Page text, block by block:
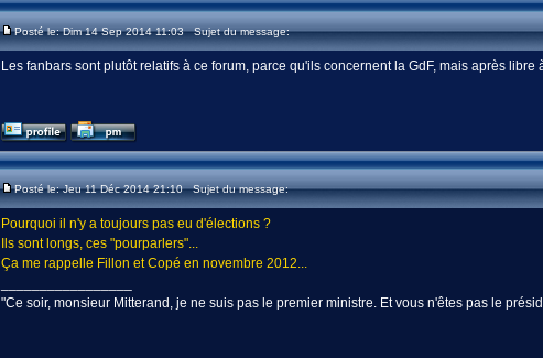
Posté le: Dim 14 Sep 2014 11:03 Sujet du message:
Les fanbars sont plutôt relatifs à ce forum, parce qu'ils concernent la GdF, mais après libre
Posté le: Jeu 11 Déc 2014 21:10 Sujet du message:
Pourquoi il n'y a toujours pas eu d'élections ?
Ils sont longs, ces "pourparlers"...
Ça me rappelle Fillon et Copé en novembre 2012...
"Ce soir, monsieur Mitterand, je ne suis pas le premier ministre. Et vous n'êtes pas le